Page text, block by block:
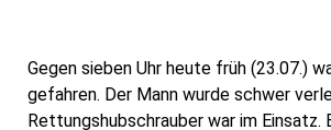
Gegen sieben Uhr heute früh (23.07.)
gefahren. Der Mann wurde schwer
Rettungshubschrauber war im